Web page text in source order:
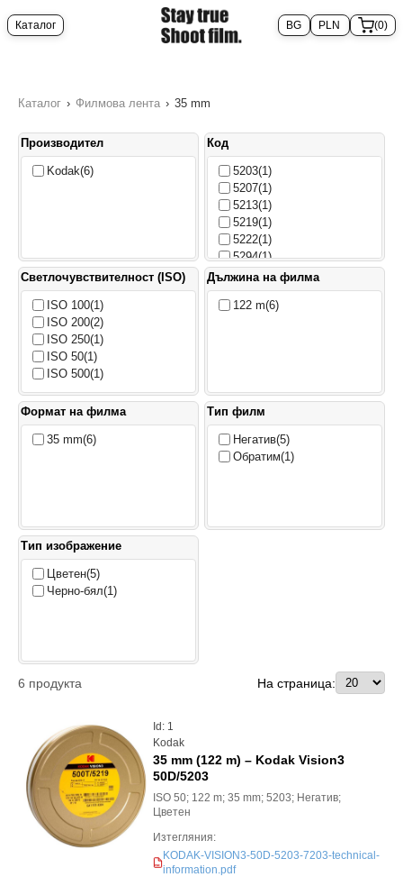
Каталог (0)
Каталог › Филмова лента › 35 mm
Производител
Kodak(6)
Код
5203(1)
5207(1)
5213(1)
5219(1)
5222(1)
5294(1)
Светлочувствителност (ISO)
ISO 100(1)
ISO 200(2)
ISO 250(1)
ISO 50(1)
ISO 500(1)
Дължина на филма
122 m(6)
Формат на филма
35 mm(6)
Тип филм
Негатив(5)
Обратим(1)
Тип изображение
Цветен(5)
Черно-бял(1)
6 продукта На страница:
Id: 1
Kodak
35 mm (122 m) – Kodak Vision3
50D/5203
ISO 50; 122 m; 35 mm; 5203; Негатив;
Цветен
Изтегляния:
PDF
KODAK-VISION3-50D-5203-7203-technical-
information.pdf